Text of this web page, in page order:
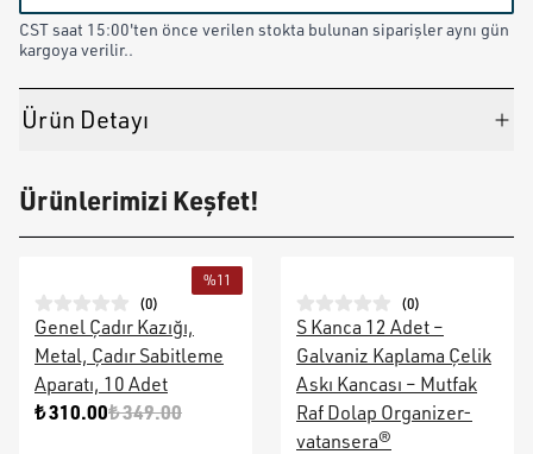
CST saat 15:00'ten önce verilen stokta bulunan siparişler aynı gün
kargoya verilir..
Ürün Detayı
Ürünlerimizi Keşfet!
%11
(0)
Genel Çadır Kazığı,
Metal, Çadır Sabitleme
Aparatı, 10 Adet
₺ 310.00₺ 349.00
(0)
S Kanca 12 Adet –
Galvaniz Kaplama Çelik
Askı Kancası – Mutfak
Raf Dolap Organizer-
vatansera®